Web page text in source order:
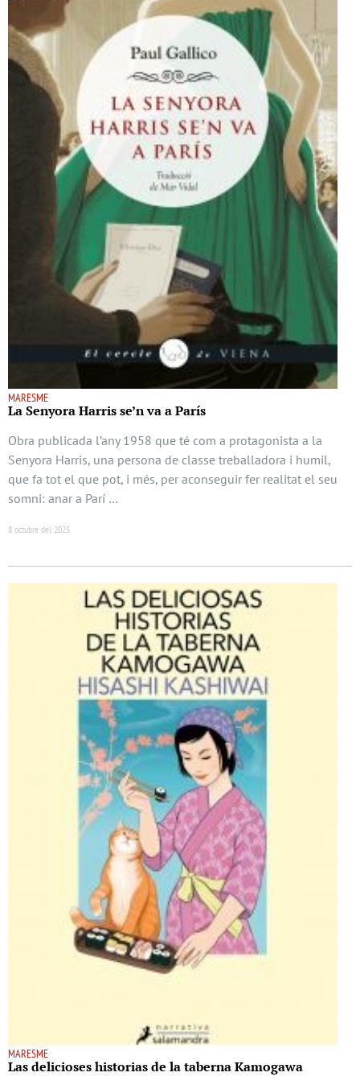
MARESME
La Senyora Harris se’n va a París
Obra publicada l’any 1958 que té com a protagonista a la
Senyora Harris, una persona de classe treballadora i humil,
que fa tot el que pot, i més, per aconseguir fer realitat el seu
somni: anar a Parí …
8 octubre del 2025
MARESME
Las delicioses historias de la taberna Kamogawa